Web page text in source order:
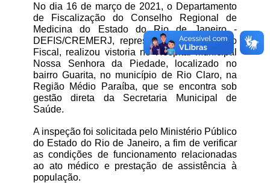
No dia 16 de março de 2021, o Departamento
de Fiscalização do Conselho Regional de
Medicina do Estado do Rio de Janeiro -
DEFIS/CREMERJ, representado pelo Médico
Fiscal, realizou vistoria no Hospital Municipal
Nossa Senhora da Piedade, localizado no
bairro Guarita, no município de Rio Claro, na
Região Médio Paraíba, que se encontra sob
gestão direta da Secretaria Municipal de
Saúde.
A inspeção foi solicitada pelo Ministério Público
do Estado do Rio de Janeiro, a fim de verificar
as condições de funcionamento relacionadas
ao ato médico e prestação de assistência à
população.